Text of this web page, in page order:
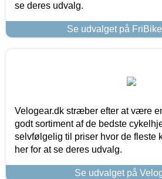
se deres udvalg.
Se udvalget på
Velogear.dk stræber efter at være
godt sortiment af de bedste
selvfølgelig til priser hvor de fleste
her for at se deres udvalg.
Se udvalget på